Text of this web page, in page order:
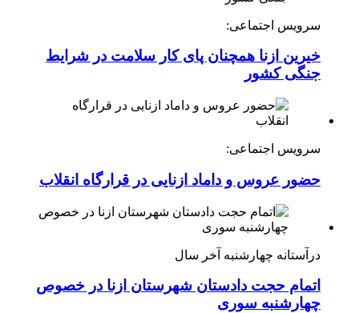
سرویس اجتماعی:
خیرین ازنا همچنان پای کار سلامت در شرایط
جنگی کشور
سرویس اجتماعی:
حضور عروس و داماد ازنایی در قرارگاه انقلاب
درآستانه چهارشنبه آخر سال
اتمام حجت دادستان شهرستان ازنا در خصوص
چهارشنبه ‌سوری